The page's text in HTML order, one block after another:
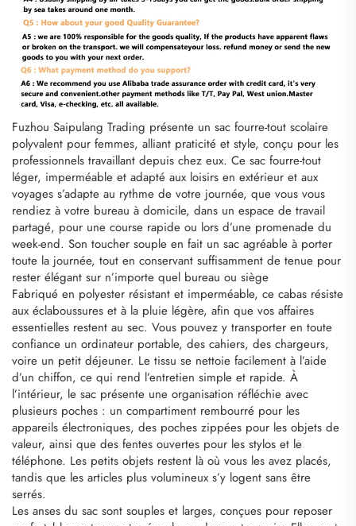
Fuzhou Saipulang Trading présente un sac fourre-tout scolaire
polyvalent pour femmes, alliant praticité et style, conçu pour les
professionnels travaillant depuis chez eux. Ce sac fourre-tout
léger, imperméable et adapté aux loisirs en extérieur et aux
voyages s’adapte au rythme de votre journée, que vous vous
rendiez à votre bureau à domicile, dans un espace de travail
partagé, pour une course rapide ou lors d’une promenade du
week-end. Son toucher souple en fait un sac agréable à porter
toute la journée, tout en conservant suffisamment de tenue pour
rester élégant sur n’importe quel bureau ou siège
Fabriqué en polyester résistant et imperméable, ce cabas résiste
aux éclaboussures et à la pluie légère, afin que vos affaires
essentielles restent au sec. Vous pouvez y transporter en toute
confiance un ordinateur portable, des cahiers, des chargeurs,
voire un petit déjeuner. Le tissu se nettoie facilement à l’aide
d’un chiffon, ce qui rend l’entretien simple et rapide. À
l’intérieur, le sac présente une organisation réfléchie avec
plusieurs poches : un compartiment rembourré pour les
appareils électroniques, des poches zippées pour les objets de
valeur, ainsi que des fentes ouvertes pour les stylos et le
téléphone. Les petits objets restent là où vous les avez placés,
tandis que les articles plus volumineux s’y logent sans être
serrés.
Les anses du sac sont souples et larges, conçues pour reposer